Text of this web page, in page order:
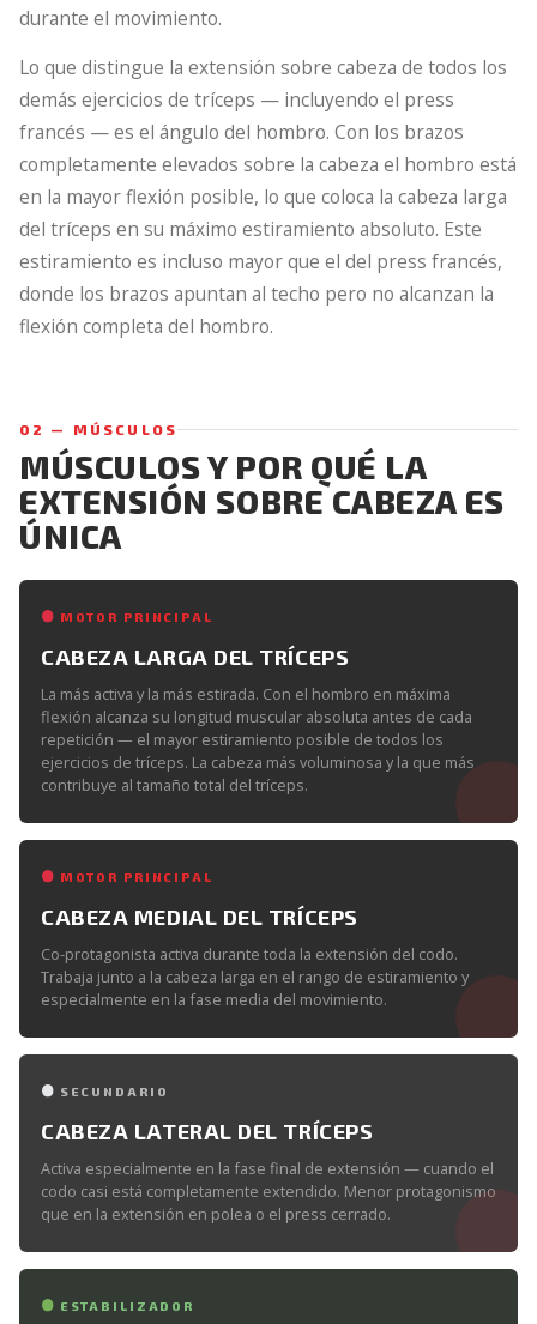
durante el movimiento.
Lo que distingue la extensión sobre cabeza de todos los
demás ejercicios de tríceps — incluyendo el press
francés — es el ángulo del hombro. Con los brazos
completamente elevados sobre la cabeza el hombro está
en la mayor flexión posible, lo que coloca la cabeza larga
del tríceps en su máximo estiramiento absoluto. Este
estiramiento es incluso mayor que el del press francés,
donde los brazos apuntan al techo pero no alcanzan la
flexión completa del hombro.
02 — MÚSCULOS
MÚSCULOS Y POR QUÉ LA
EXTENSIÓN SOBRE CABEZA ES
ÚNICA
MOTOR PRINCIPAL
CABEZA LARGA DEL TRÍCEPS
La más activa y la más estirada. Con el hombro en máxima
flexión alcanza su longitud muscular absoluta antes de cada
repetición — el mayor estiramiento posible de todos los
ejercicios de tríceps. La cabeza más voluminosa y la que más
contribuye al tamaño total del tríceps.
MOTOR PRINCIPAL
CABEZA MEDIAL DEL TRÍCEPS
Co-protagonista activa durante toda la extensión del codo.
Trabaja junto a la cabeza larga en el rango de estiramiento y
especialmente en la fase media del movimiento.
SECUNDARIO
CABEZA LATERAL DEL TRÍCEPS
Activa especialmente en la fase final de extensión — cuando el
codo casi está completamente extendido. Menor protagonismo
que en la extensión en polea o el press cerrado.
ESTABILIZADOR